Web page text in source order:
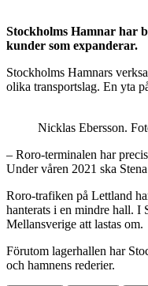
Stockholms Hamnar har
kunder som expanderar.
Stockholms Hamnars
olika transportslag. En yta
Nicklas Ebersson.
– Roro-terminalen har
Under våren 2021 ska
Roro-trafiken på Lettland
hanterats i en mindre hall. I
Mellansverige att lastas om.
Förutom lagerhallen har
och hamnens rederier.